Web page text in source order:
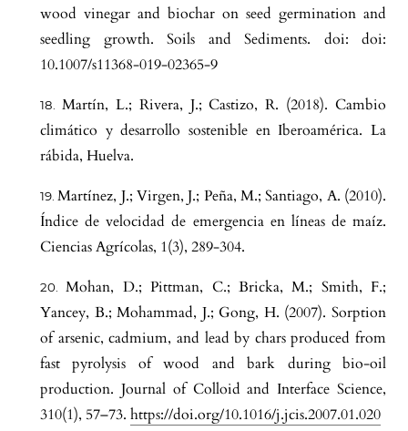
wood vinegar and biochar on seed germination and
seedling growth. Soils and Sediments. doi: doi:
10.1007/s11368-019-02365-9
Martín, L.; Rivera, J.; Castizo, R. (2018). Cambio
climático y desarrollo sostenible en Iberoamérica. La
rábida, Huelva.
Martínez, J.; Virgen, J.; Peña, M.; Santiago, A. (2010).
Índice de velocidad de emergencia en líneas de maíz.
Ciencias Agrícolas, 1(3), 289-304.
Mohan, D.; Pittman, C.; Bricka, M.; Smith, F.;
Yancey, B.; Mohammad, J.; Gong, H. (2007). Sorption
of arsenic, cadmium, and lead by chars produced from
fast pyrolysis of wood and bark during bio-oil
production. Journal of Colloid and Interface Science,
310(1), 57–73. https://doi.org/10.1016/j.jcis.2007.01.020